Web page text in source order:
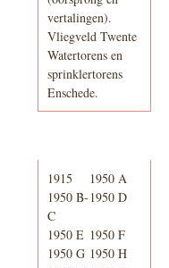
vertalingen).
Vliegveld Twente
Watertorens en
sprinklertorens
Enschede.
1915
1950 A
1950 B-
C
1950 D
1950 E 1950 F
1950 G 1950 H